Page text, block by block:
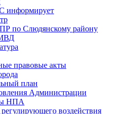
по Слюдянскому району
правовые акты
план
Администрации
НПА
воздействия